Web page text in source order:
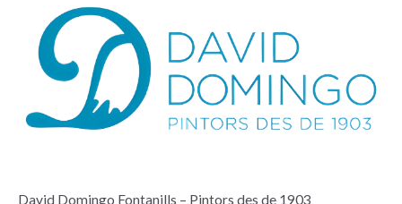
David Domingo Fontanills – Pintors des de 1903